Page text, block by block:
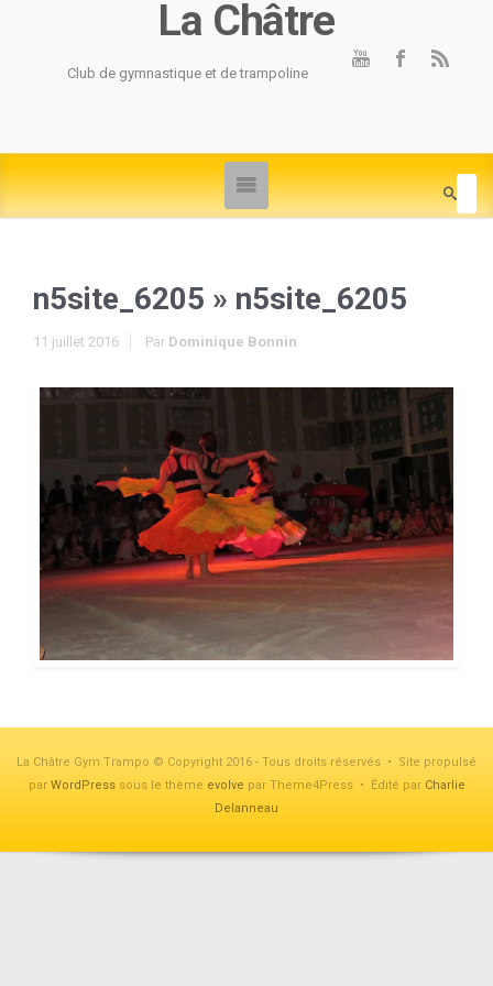
La Châtre
Club de gymnastique et de trampoline
n5site_6205 » n5site_6205
11 juillet 2016 Par Dominique Bonnin
La Châtre Gym Trampo © Copyright 2016 - Tous droits réservés • Site propulsé
par WordPresssous le thème evolve par Theme4Press • Édité par Charlie
Delanneau